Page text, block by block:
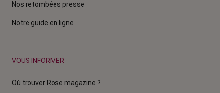
Nos retombées presse
Notre guide en ligne
VOUS INFORMER
Où trouver Rose magazine ?